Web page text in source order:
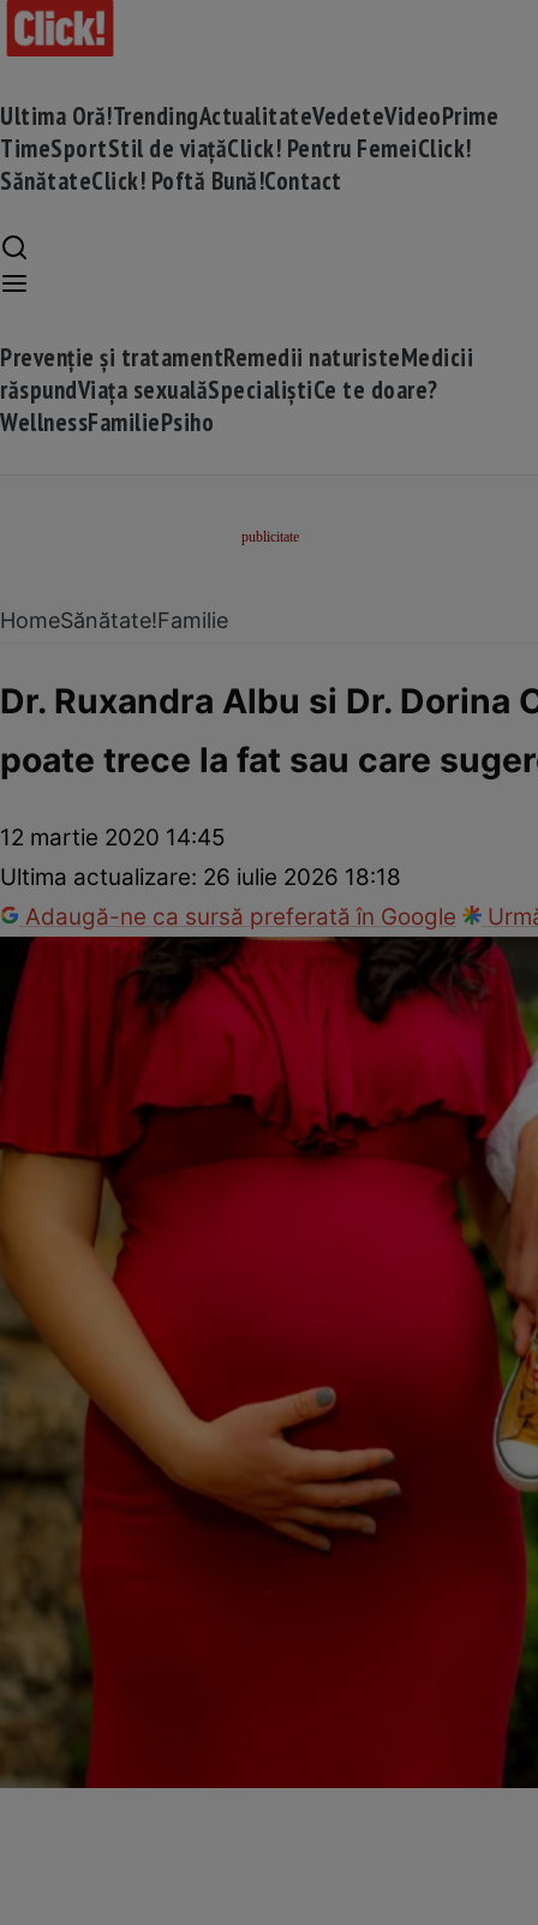
Ultima Oră!TrendingActualitateVedeteVideoPrime
TimeSportStil de viațăClick! Pentru FemeiClick!
SănătateClick! Poftă Bună!Contact
Prevenție și tratamentRemedii naturisteMedicii
răspundViața sexualăSpecialiștiCe te doare?
WellnessFamiliePsiho
HomeSănătate!Familie
Dr. Ruxandra Albu si Dr. Dorina
poate trece la fat sau care
12 martie 2020 14:45
Ultima actualizare: 26 iulie 2026 18:18
Adaugă-ne ca sursă preferată în Google